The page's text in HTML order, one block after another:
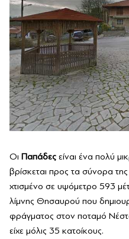
Οι Παπάδες είναι ένα πολύ
βρίσκεται προς τα σύνορα
χτισμένο σε υψόμετρο 593
λίμνης Θησαυρού που
φράγματος στον ποταμό
είχε μόλις 35 κατοίκους.